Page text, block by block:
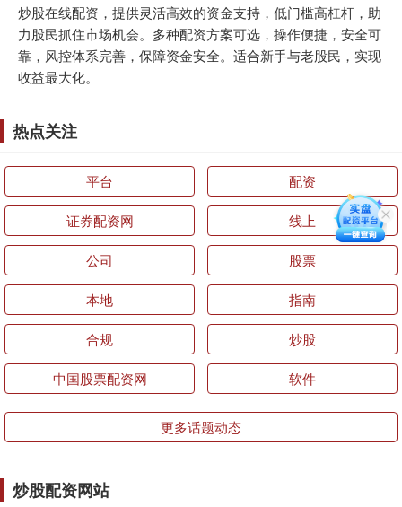
炒股在线配资，提供灵活高效的资金支持，低门槛高杠杆，助
力股民抓住市场机会。多种配资方案可选，操作便捷，安全可
靠，风控体系完善，保障资金安全。适合新手与老股民，实现
收益最大化。
热点关注
平台 配资
证券配资网 线上
公司 股票
本地 指南
合规 炒股
中国股票配资网 软件
更多话题动态
炒股配资网站